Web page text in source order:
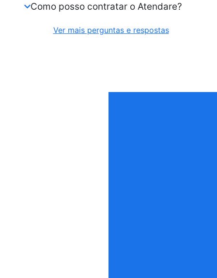
Como posso contratar o Atendare?
Ver mais perguntas e respostas